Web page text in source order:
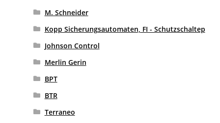
M. Schneider
Kopp Sicherungsautomaten, FI - Schutzschaltep
Johnson Control
Merlin Gerin
BPT
BTR
Terraneo